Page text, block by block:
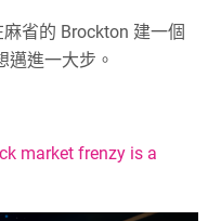
省的 Brockton 建一個
邁進一大步。
market frenzy is a